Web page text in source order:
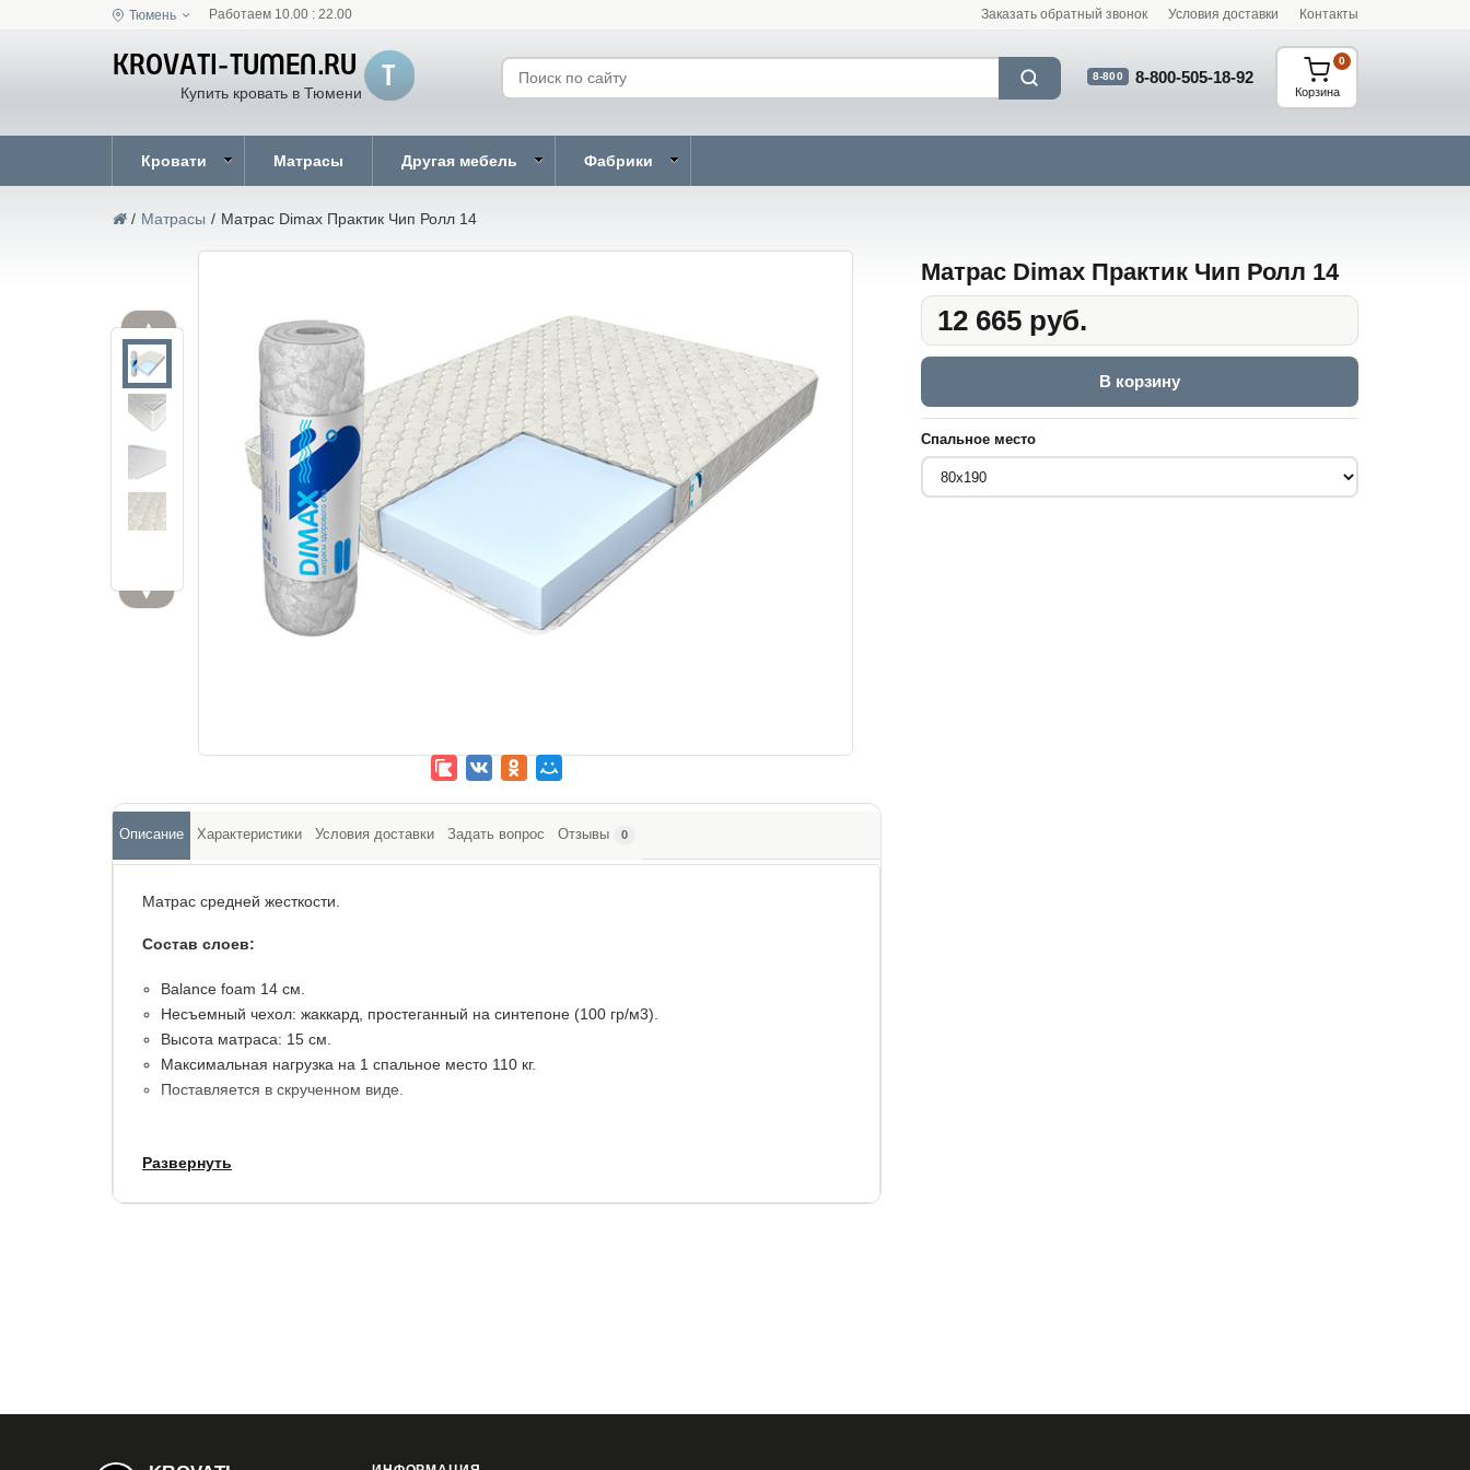
Тюмень Работаем 10.00 : 22.00 Заказать обратный звонок Условия доставки Контакты
Купить кровать в Тюмени
8-800 8-800-505-18-92
Корзина
0
Кровати Матрасы Другая мебель Фабрики
/ Матрасы / Матрас Dimax Практик Чип Ролл 14
▲
▼
Матрас Dimax Практик Чип Ролл 14
12 665 руб.
В корзину
Спальное место
Описание Характеристики Условия доставки Задать вопрос Отзывы 0
Матрас средней жесткости.
Состав слоев:
​Balance foam 14 см.
Несъемный чехол: жаккард, простеганный на синтепоне (100 гр/м3).
Высота матраса: 15 см.
Максимальная нагрузка на 1 спальное место 110 кг.
Поставляется в скрученном виде.
Гарантия:
Развернуть